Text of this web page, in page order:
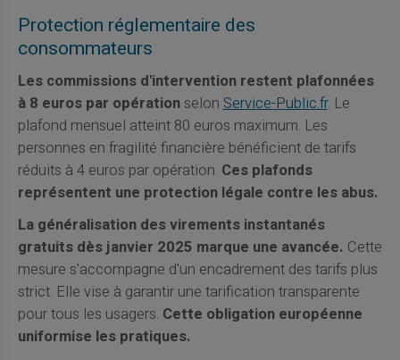
Protection réglementaire des
consommateurs
Les commissions d'intervention restent plafonnées
à 8 euros par opérationselonService-Public.fr. Le
plafond mensuel atteint 80 euros maximum. Les
personnes en fragilité financière bénéficient de tarifs
réduits à 4 euros par opération. Ces plafonds
représentent une protection légale contre les abus.
La généralisation des virements instantanés
gratuits dès janvier 2025 marque une avancée. Cette
mesure s'accompagne d'un encadrement des tarifs plus
strict. Elle vise à garantir une tarification transparente
pour tous les usagers. Cette obligation européenne
uniformise les pratiques.